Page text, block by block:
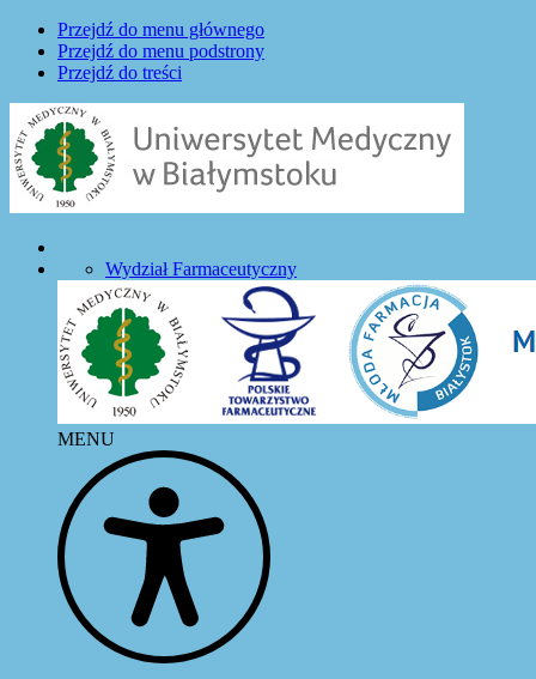
Przejdź do menu głównego
Przejdź do menu podstrony
Przejdź do treści
Wydział Farmaceutyczny
MENU